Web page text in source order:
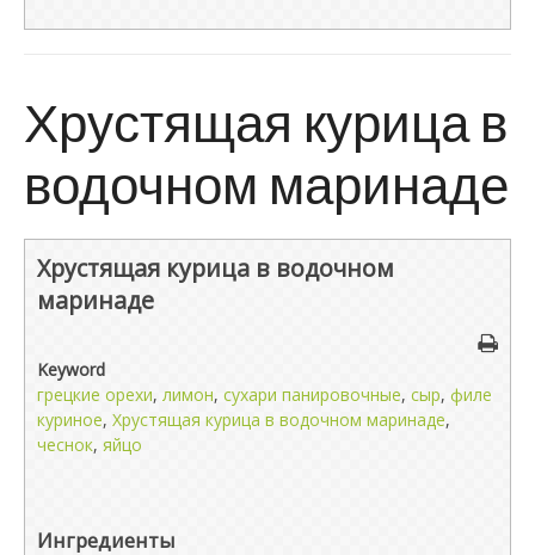
Хрустящая курица в
водочном маринаде
Хрустящая курица в водочном
маринаде
Keyword
грецкие орехи, лимон, сухари панировочные, сыр, филе
куриное, Хрустящая курица в водочном маринаде,
чеснок, яйцо
Ингредиенты